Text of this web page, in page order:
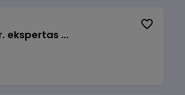
Veiklos užtikrinimo ir atitikties vyr. ekspertas (-ė) (Kaunas) (Kaunas, LT)